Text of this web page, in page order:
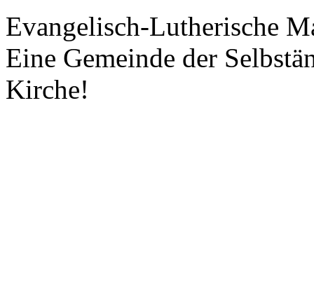
Evangelisch-Lutherische
Eine Gemeinde der
Kirche!